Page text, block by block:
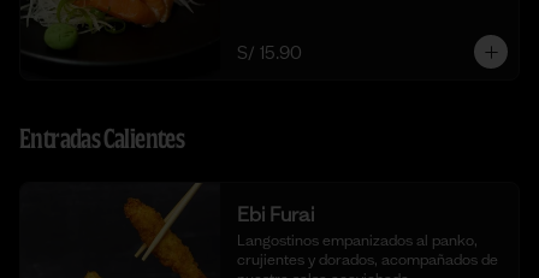
S/ 15.90
Entradas Calientes
Ebi Furai
Langostinos empanizados al panko,
crujientes y dorados, acompañados de